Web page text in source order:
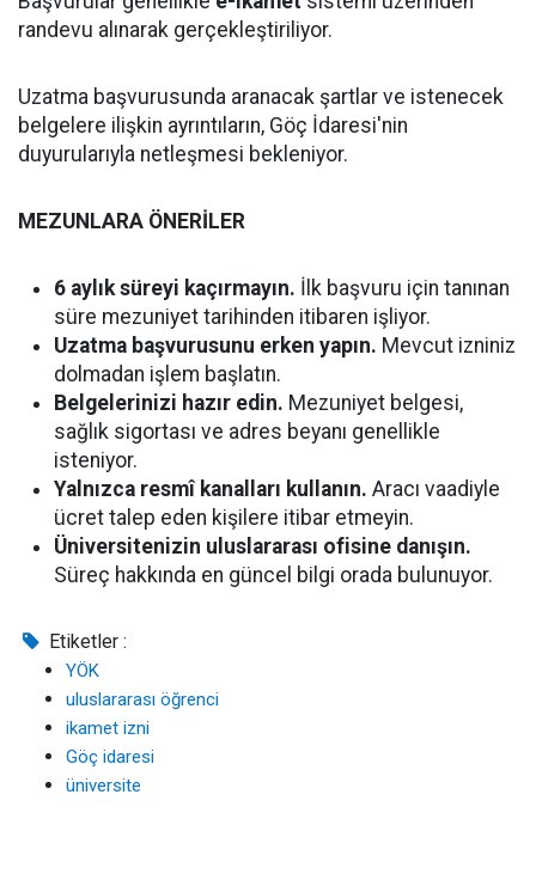
randevu alınarak gerçekleştiriliyor.
Uzatma başvurusunda aranacak şartlar ve istenecek
belgelere ilişkin ayrıntıların, Göç İdaresi'nin
duyurularıyla netleşmesi bekleniyor.
MEZUNLARA ÖNERİLER
6 aylık süreyi kaçırmayın. İlk başvuru için tanınan
süre mezuniyet tarihinden itibaren işliyor.
Uzatma başvurusunu erken yapın. Mevcut izniniz
dolmadan işlem başlatın.
Belgelerinizi hazır edin. Mezuniyet belgesi,
sağlık sigortası ve adres beyanı genellikle
isteniyor.
Yalnızca resmî kanalları kullanın. Aracı vaadiyle
ücret talep eden kişilere itibar etmeyin.
Üniversitenizin uluslararası ofisine danışın.
Süreç hakkında en güncel bilgi orada bulunuyor.
Etiketler :
YÖK
uluslararası öğrenci
ikamet izni
Göç idaresi
üniversite